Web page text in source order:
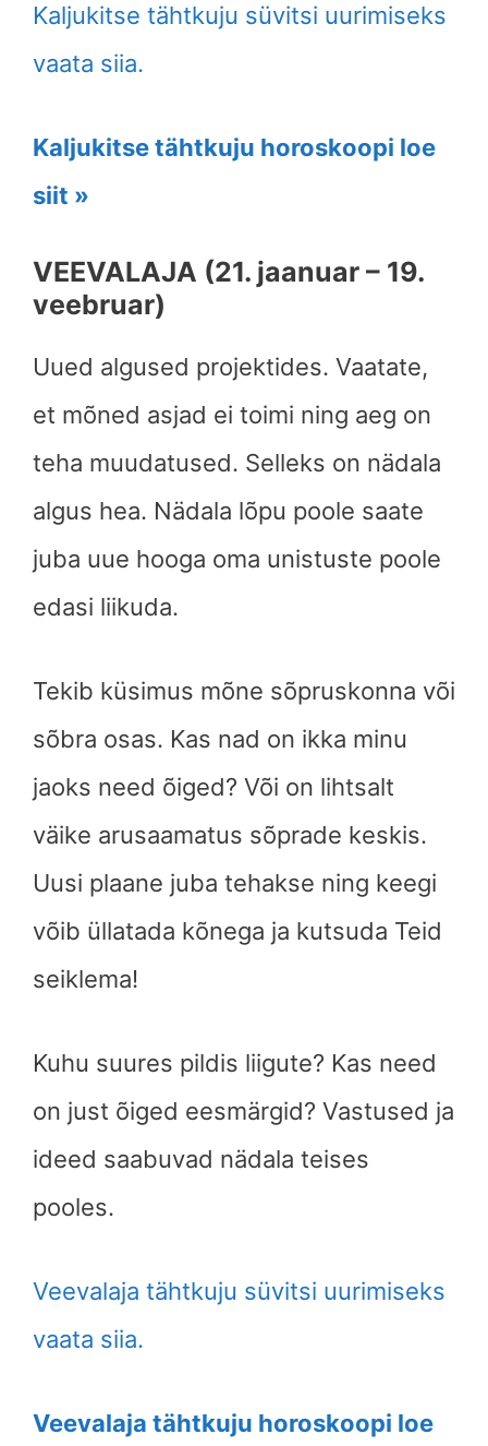
Kaljukitse tähtkuju süvitsi uurimiseks
vaata siia.
Kaljukitse tähtkuju horoskoopi loe
siit »
VEEVALAJA (21. jaanuar – 19.
veebruar)
Uued algused projektides. Vaatate,
et mõned asjad ei toimi ning aeg on
teha muudatused. Selleks on nädala
algus hea. Nädala lõpu poole saate
juba uue hooga oma unistuste poole
edasi liikuda.
Tekib küsimus mõne sõpruskonna või
sõbra osas. Kas nad on ikka minu
jaoks need õiged? Või on lihtsalt
väike arusaamatus sõprade keskis.
Uusi plaane juba tehakse ning keegi
võib üllatada kõnega ja kutsuda Teid
seiklema!
Kuhu suures pildis liigute? Kas need
on just õiged eesmärgid? Vastused ja
ideed saabuvad nädala teises
pooles.
Veevalaja tähtkuju süvitsi uurimiseks
vaata siia.
Veevalaja tähtkuju horoskoopi loe